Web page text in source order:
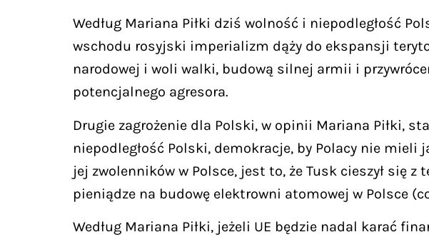
Według Mariana Piłki dziś wolność i niepodległość
wschodu rosyjski imperializm dąży do ekspansji
narodowej i woli walki, budową silnej armii i
potencjalnego agresora.
Drugie zagrożenie dla Polski, w opinii Mariana Piłki,
niepodległość Polski, demokracje, by Polacy nie
jej zwolenników w Polsce, jest to, że Tusk cieszył się
pieniądze na budowę elektrowni atomowej w Polsce
Według Mariana Piłki, jeżeli UE będzie nadal karać